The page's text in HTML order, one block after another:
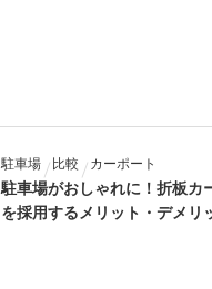
駐車場 比較 カーポート
駐車場がおしゃれに！折板カ
を採用するメリット・デメリ